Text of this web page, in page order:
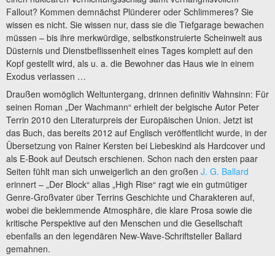
Fallout? Kommen demnächst Plünderer oder Schlimmeres? Sie
wissen es nicht. Sie wissen nur, dass sie die Tiefgarage bewachen
müssen – bis ihre merkwürdige, selbstkonstruierte Scheinwelt aus
Düsternis und Dienstbeflissenheit eines Tages komplett auf den
Kopf gestellt wird, als u. a. die Bewohner das Haus wie in einem
Exodus verlassen …
Draußen womöglich Weltuntergang, drinnen definitiv Wahnsinn: Für
seinen Roman „Der Wachmann“ erhielt der belgische Autor Peter
Terrin 2010 den Literaturpreis der Europäischen Union. Jetzt ist
das Buch, das bereits 2012 auf Englisch veröffentlicht wurde, in der
Übersetzung von Rainer Kersten bei Liebeskind als Hardcover und
als E-Book auf Deutsch erschienen. Schon nach den ersten paar
Seiten fühlt man sich unweigerlich an den großen J. G. Ballard
erinnert – „Der Block“ alias „High Rise“ ragt wie ein gutmütiger
Genre-Großvater über Terrins Geschichte und Charakteren auf,
wobei die beklemmende Atmosphäre, die klare Prosa sowie die
kritische Perspektive auf den Menschen und die Gesellschaft
ebenfalls an den legendären New-Wave-Schriftsteller Ballard
gemahnen.